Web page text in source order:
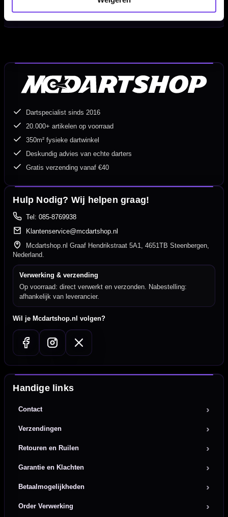
Inhoud:Set van 3 stuks
Dartspecialist sinds 2016
20.000+ artikelen op voorraad
350m² fysieke dartwinkel
Deskundig advies van echte darters
Gratis verzending vanaf €40
Hulp Nodig? Wij helpen graag!
Tel: 085-8769938
Klantenservice@mcdartshop.nl
Mcdartshop.nl Graaf Hendrikstraat 5A1, 4651TB Steenbergen,
Nederland.
Verwerking & verzending
Op voorraad: direct verwerkt en verzonden. Nabestelling:
afhankelijk van leverancier.
Wil je Mcdartshop.nl volgen?
Handige links
Contact
Verzendingen
Retouren en Ruilen
Garantie en Klachten
Betaalmogelijkheden
Order Verwerking